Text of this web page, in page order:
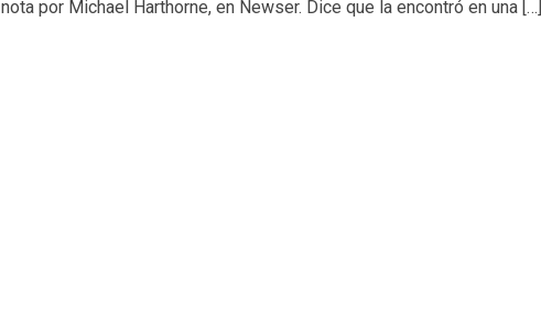
nota por Michael Harthorne, en Newser. Dice que la encontró en una […]